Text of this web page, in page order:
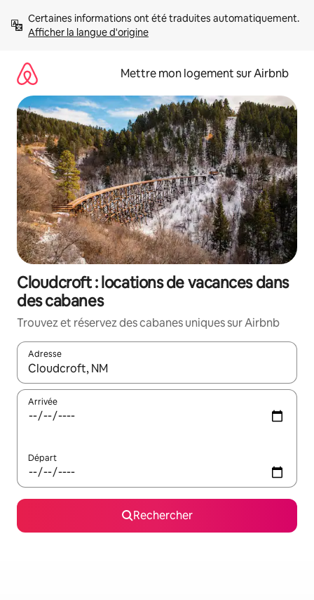
directement
Afficher la langue d'origine
Mettre mon logement sur Airbnb
Cloudcroft : locations de vacances dans
des cabanes
Trouvez et réservez des cabanes uniques sur Airbnb
Adresse
Lorsque les résultats s'affichent, utilisez les flèches vers le
Arrivée
Départ
Rechercher